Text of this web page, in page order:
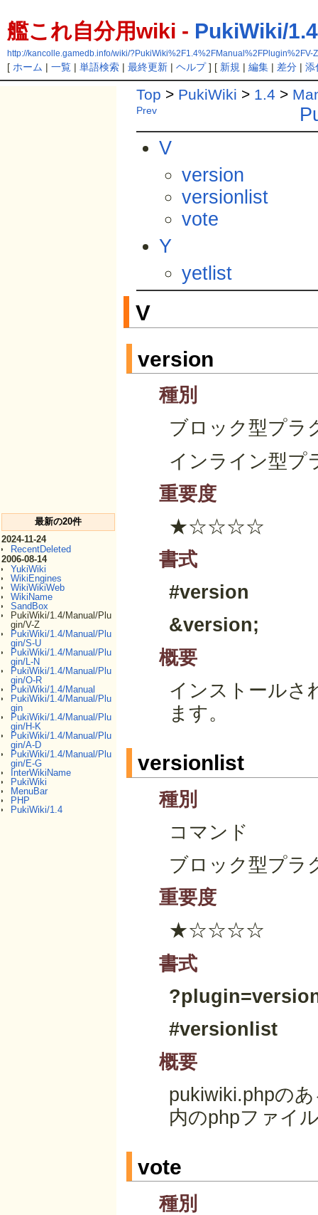
艦これ自分用wiki - PukiWiki/
http://kancolle.gamedb.info/wiki/?PukiWiki%2F1.4%2FManual%2FPlugin%2FV-Z
[ ホーム | 一覧| 単語検索| 最終更新| ヘルプ] [ 新規 | 編集| 差分| 添
最新の20件
2024-11-24
RecentDeleted
2006-08-14
YukiWiki
WikiEngines
WikiWikiWeb
WikiName
SandBox
PukiWiki/1.4/Manual/Plu
gin/V-Z
PukiWiki/1.4/Manual/Plu
gin/S-U
PukiWiki/1.4/Manual/Plu
gin/L-N
PukiWiki/1.4/Manual/Plu
gin/O-R
PukiWiki/1.4/Manual
PukiWiki/1.4/Manual/Plu
gin
PukiWiki/1.4/Manual/Plu
gin/H-K
PukiWiki/1.4/Manual/Plu
gin/A-D
PukiWiki/1.4/Manual/Plu
gin/E-G
InterWikiName
PukiWiki
MenuBar
PHP
PukiWiki/1.4
Top > PukiWiki > 1.4 >
Prev
V
version
versionlist
vote
Y
yetlist
V
version
種別
ブロック型プラ
インライン型プ
重要度
★☆☆☆☆
書式
#version
&version;
概要
インストールさ
ます。
versionlist
種別
コマンド
ブロック型プラ
重要度
★☆☆☆☆
書式
#versionlist
概要
pukiwiki.phpの
内のphpファイ
vote
種別